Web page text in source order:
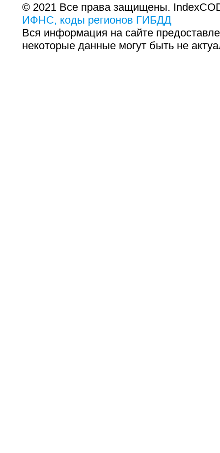
© 2021 Все права защищены.
ИФНС, коды регионов ГИБДД
Вся информация на сайте
некоторые данные могут быть не